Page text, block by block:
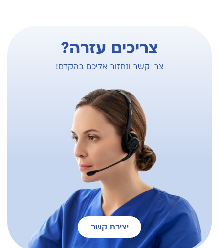
of fracture management
2016: TKA Primary and revision course, Zimmer
biomet institute, Stolzalpe, Austria
2014: AOTrauma Course- basic principles of
fracture management
צריכים עזרה?
צרו קשר ונחזור אליכם בהקדם!
יצירת קשר